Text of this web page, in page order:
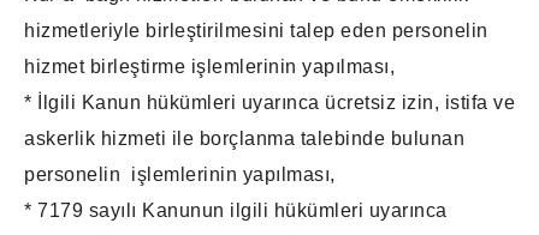
hizmetleriyle birleştirilmesini talep eden personelin
hizmet birleştirme işlemlerinin yapılması,
* İlgili Kanun hükümleri uyarınca ücretsiz izin, istifa ve
askerlik hizmeti ile borçlanma talebinde bulunan
personelin işlemlerinin yapılması,
* 7179 sayılı Kanunun ilgili hükümleri uyarınca